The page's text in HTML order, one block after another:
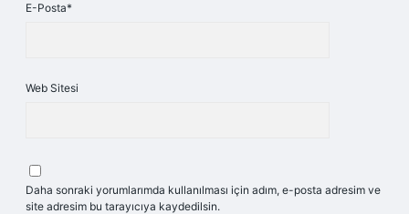
E-Posta*
Web Sitesi
Daha sonraki yorumlarımda kullanılması için adım, e-posta adresim ve
site adresim bu tarayıcıya kaydedilsin.